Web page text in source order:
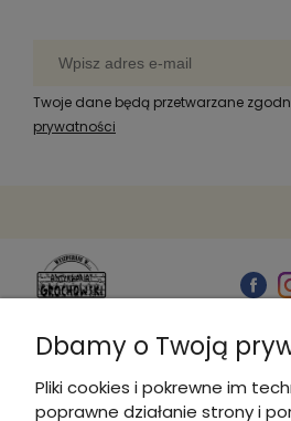
Twoje dane będą przetwarzane
prywatności
Kontakt
Dbamy o Twoją
Pliki cookies i pokrewne im
poprawne działanie strony i